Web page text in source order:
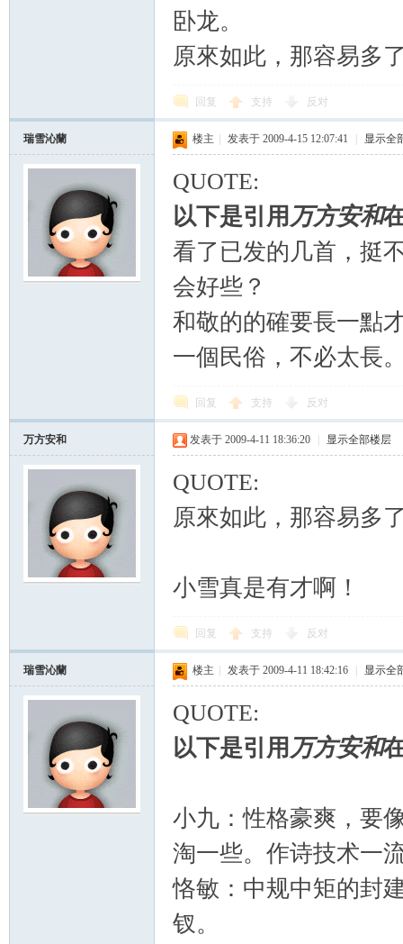
卧龙。
原來如此，那容易多
回复 支持 反对
瑞雪沁蘭 楼主 发表于 2009-4-15 12:07:41 显示全
QUOTE:
以下是引用 万方安和
看了已发的几首，挺
会好些？
和敬的的確要長一點
一個民俗，不必太長
回复 支持 反对
万方安和 发表于 2009-4-11 18:36:20 显示全部楼层
QUOTE:
原來如此，那容易多
小雪真是有才啊！
回复 支持 反对
瑞雪沁蘭 楼主 发表于 2009-4-11 18:42:16 显示全
QUOTE:
以下是引用 万方安和
小九：性格豪爽，要
淘一些。作诗技术一
恪敏：中规中矩的封
钗。